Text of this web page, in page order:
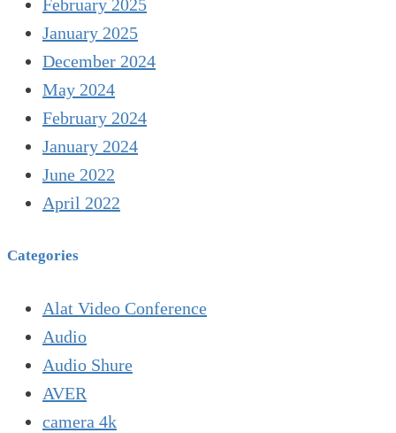
February 2025
January 2025
December 2024
May 2024
February 2024
January 2024
June 2022
April 2022
Categories
Alat Video Conference
Audio
Audio Shure
AVER
camera 4k